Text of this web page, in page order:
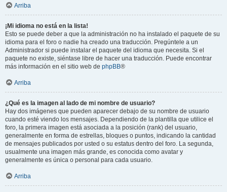
Arriba
¡Mi idioma no está en la lista!
Esto se puede deber a que la administración no ha instalado el paquete de su
idioma para el foro o nadie ha creado una traducción. Pregúntele a un
Administrador si puede instalar el paquete del idioma que necesita. Si el
paquete no existe, siéntase libre de hacer una traducción. Puede encontrar
más información en el sitio web de phpBB®
Arriba
¿Qué es la imagen al lado de mi nombre de usuario?
Hay dos imágenes que pueden aparecer debajo de su nombre de usuario
cuando esté viendo los mensajes. Dependiendo de la plantilla que utilice el
foro, la primera imagen está asociada a la posición (rank) del usuario,
generalmente en forma de estrellas, bloques o puntos, indicando la cantidad
de mensajes publicados por usted o su estatus dentro del foro. La segunda,
usualmente una imagen más grande, es conocida como avatar y
generalmente es única o personal para cada usuario.
Arriba